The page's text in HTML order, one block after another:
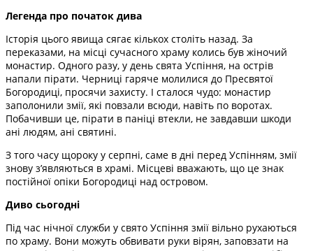
Легенда про початок дива
Історія цього явища сягає кількох століть назад. За
переказами, на місці сучасного храму колись був жіночий
монастир. Одного разу, у день свята Успіння, на острів
напали пірати. Черниці гаряче молилися до Пресвятої
Богородиці, просячи захисту. І сталося чудо: монастир
заполонили змії, які повзали всюди, навіть по воротах.
Побачивши це, пірати в паніці втекли, не завдавши шкоди
ані людям, ані святині.
З того часу щороку у серпні, саме в дні перед Успінням, змії
знову з’являються в храмі. Місцеві вважають, що це знак
постійної опіки Богородиці над островом.
Диво сьогодні
Під час нічної служби у свято Успіння змії вільно рухаються
по храму. Вони можуть обвивати руки вірян, заповзати на